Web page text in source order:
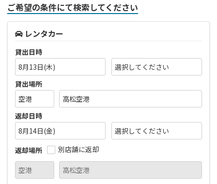
ご希望の条件にて検索してください
レンタカー
貸出日時
8月13日(木)
貸出場所
返却日時
8月14日(金)
返却場所
別店舗に返却